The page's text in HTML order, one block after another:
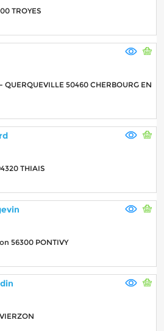
TROYES
QUERQUEVILLE 50460 CHERBOURG EN
THIAIS
56300 PONTIVY